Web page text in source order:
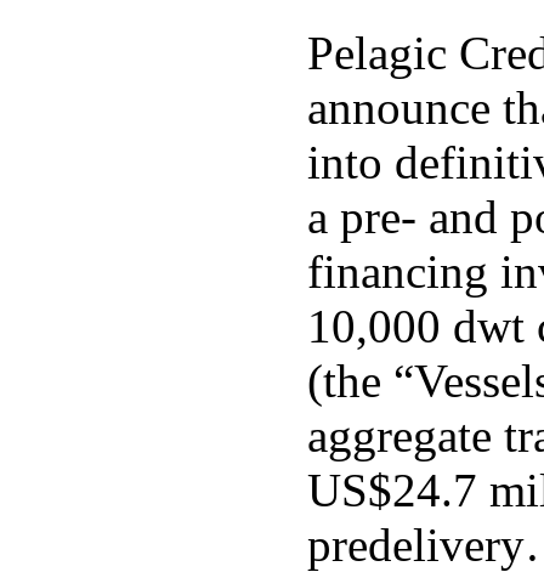
Pelagic
announce
into
a pre- and
financing
10,000 dwt
(the
aggregate
US$24.7